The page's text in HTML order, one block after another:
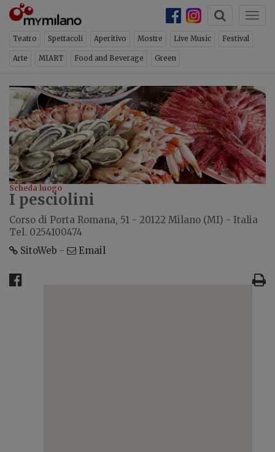
Teatro Spettacoli Aperitivo Mostre Live Music Festival
Arte MIART Food and Beverage Green
Scheda luogo
I pesciolini
Corso di Porta Romana, 51 - 20122 Milano (MI) - Italia
Tel. 0254100474
SitoWeb - Email
×
NEWSLETTER
Iscriviti per ricevere ogni
settimana la newsletter con gli
eventi di Milano
ISCRIVITI